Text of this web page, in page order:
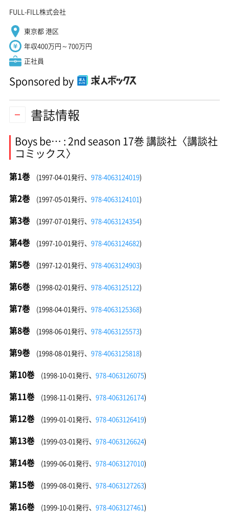
FULL-FILL株式会社
東京都 港区
年収400万円～700万円
正社員
Sponsored by
書誌情報
Boys be… : 2nd season 17巻 講談社〈講談社
コミックス〉
第1巻 (1997-04-01発行、 978-4063124019)
第2巻 (1997-05-01発行、 978-4063124101)
第3巻 (1997-07-01発行、 978-4063124354)
第4巻 (1997-10-01発行、 978-4063124682)
第5巻 (1997-12-01発行、 978-4063124903)
第6巻 (1998-02-01発行、 978-4063125122)
第7巻 (1998-04-01発行、 978-4063125368)
第8巻 (1998-06-01発行、 978-4063125573)
第9巻 (1998-08-01発行、 978-4063125818)
第10巻 (1998-10-01発行、 978-4063126075)
第11巻 (1998-11-01発行、 978-4063126174)
第12巻 (1999-01-01発行、 978-4063126419)
第13巻 (1999-03-01発行、 978-4063126624)
第14巻 (1999-06-01発行、 978-4063127010)
第15巻 (1999-08-01発行、 978-4063127263)
第16巻 (1999-10-01発行、 978-4063127461)